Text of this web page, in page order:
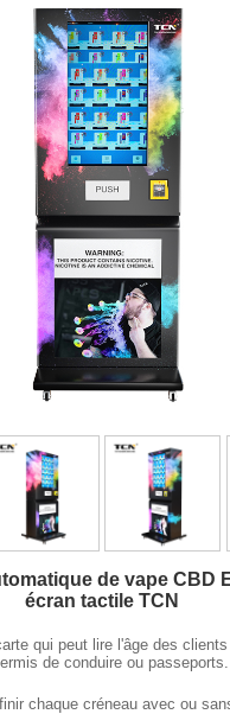
de vape CBD
écran tactile TCN
qui peut lire l'âge des
de conduire ou passeports.
chaque créneau avec ou